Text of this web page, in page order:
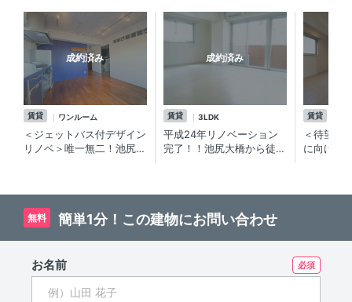
成約済み
賃貸 ワンルーム
＜ジェットバス付デザイン
リノベ＞唯一無二！池尻大
成約済み
賃貸 3LDK
平成24年リノベーション
完了！！池尻大橋から徒歩
賃貸
＜待望の
に向けて
無料 簡単1分！この建物にお問い合わせ
お名前